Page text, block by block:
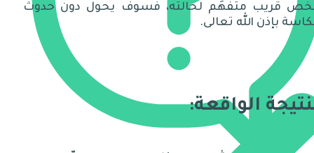
قريب متفهِّم لحالته، فسوف يحول دون حدوث
بإذن الله تعالى.
الواقعة: